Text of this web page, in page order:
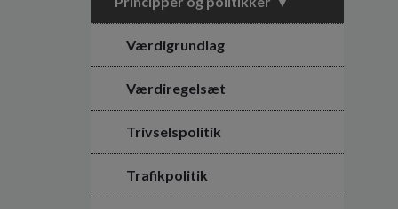
Værdigrundlag
Værdiregelsæt
Trivselspolitik
Trafikpolitik